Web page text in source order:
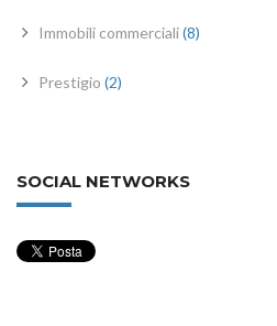
Immobili commerciali(8)
Prestigio (2)
SOCIAL NETWORKS